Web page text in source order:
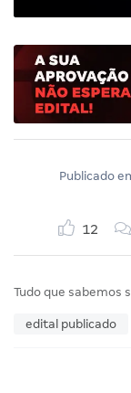
Publicado
12
Tudo que sabemos
edital publicado